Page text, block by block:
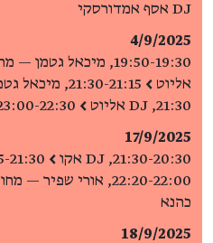
DJ אסף אמדורסקי
4/9/2025
19:50-19:30, מיכאל גטמן — מחול
אליוט >
21:30, DJ אליוט
>
17/9/2025
21:30-20:30, DJ אקו
>
22:20-22:00, אורי שפיר — מחול
כהנא
18/9/2025